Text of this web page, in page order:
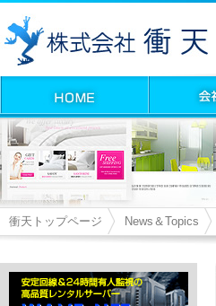
衝天トップページ News＆Topics